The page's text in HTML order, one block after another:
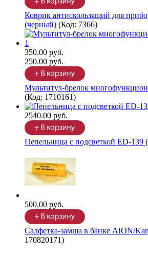
Коврик антискользящий для
(черный) (Код: 7366)
350.00 руб.
250.00 руб.
Мультитул-брелок
(Код: 1710161)
2540.00 руб.
Пепельница с подсветкой ED-139
500.00 руб.
Салфетка-замша в банке AION/
170820171)